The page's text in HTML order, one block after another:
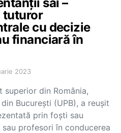
tuturor
cu decizie
financiară în
2023
din România,
București (UPB), a reușit
prin foști sau
profesori în conducerea